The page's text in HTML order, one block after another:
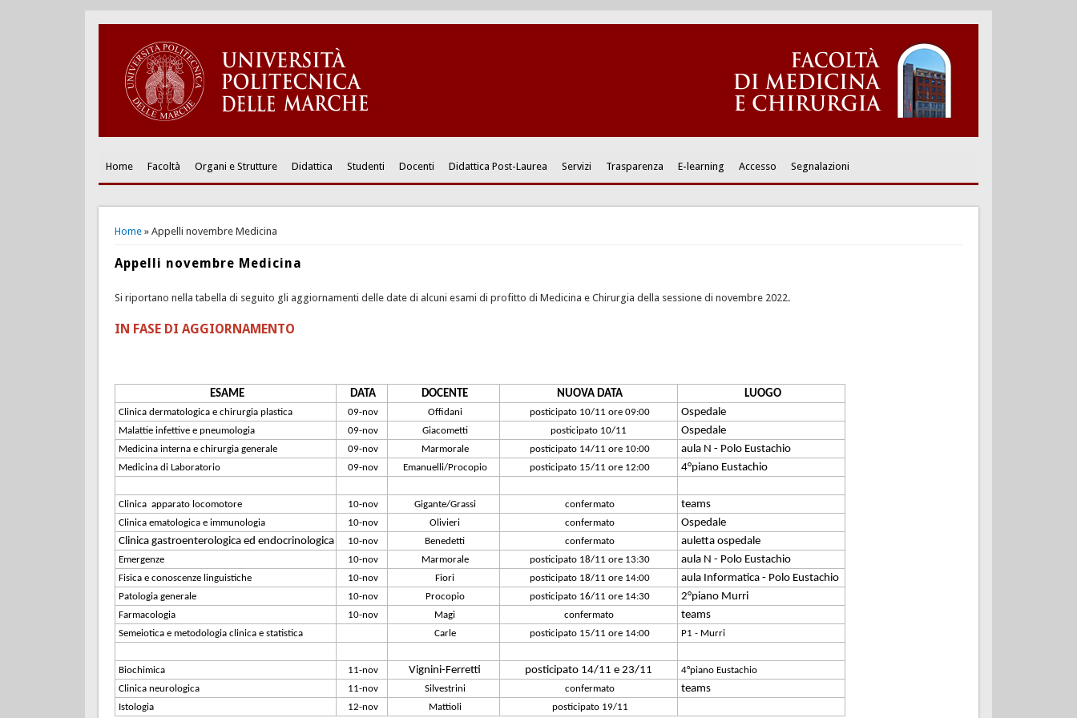
Home Facoltà Organi e Strutture Didattica Studenti Docenti Didattica Post-Laurea Servizi Trasparenza E-learning Accesso Segnalazioni
Home» Appelli novembre Medicina
Appelli novembre Medicina
Si riportano nella tabella di seguito gli aggiornamenti delle date di alcuni esami di profitto di Medicina e Chirurgia della sessione di novembre 2022.
IN FASE DI AGGIORNAMENTO
ESAME DATA DOCENTE NUOVA DATA LUOGO
Clinica dermatologica e chirurgia plastica 09-nov Offidani posticipato 10/11 ore 09:00 Ospedale
Malattie infettive e pneumologia 09-nov Giacometti posticipato 10/11 Ospedale
Medicina interna e chirurgia generale 09-nov Marmorale posticipato 14/11 ore 10:00 aula N - Polo Eustachio
Medicina di Laboratorio 09-nov Emanuelli/Procopio posticipato 15/11 ore 12:00 4°piano Eustachio
Clinica apparato locomotore 10-nov Gigante/Grassi confermato teams
Clinica ematologica e immunologia 10-nov Olivieri confermato
Ospedale
Clinica gastroenterologica ed endocrinologica
10-nov Benedetti confermato auletta ospedale
Emergenze 10-nov Marmorale posticipato 18/11 ore 13:30 aula N - Polo Eustachio
Fisica e conoscenze linguistiche 10-nov Fiori posticipato 18/11 ore 14:00 aula Informatica - Polo Eustachio
Patologia generale 10-nov Procopio posticipato 16/11 ore 14:30 2°piano Murri
Farmacologia 10-nov Magi confermato teams
Semeiotica e metodologia clinica e statistica Carle posticipato 15/11 ore 14:00 P1 - Murri
Biochimica 11-nov Vignini-Ferretti posticipato 14/11 e 23/11
4°piano Eustachio
Clinica neurologica
11-nov Silvestrini confermato teams
Istologia 12-nov Mattioli posticipato 19/11